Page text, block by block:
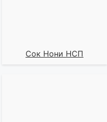
Сок Нони НСП